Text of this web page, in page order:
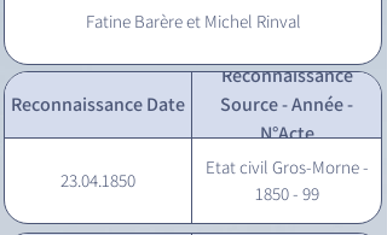
Fatine Barère et Michel Rinval
Reconnaissance Date
Reconnaissance
Source - Année -
N°Acte
23.04.1850
Etat civil Gros-Morne -
1850 - 99